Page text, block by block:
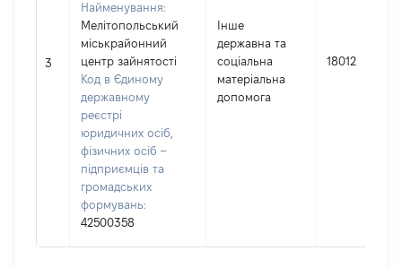
3
Найменування:
Мелітопольський
міськрайонний
центр зайнятості
Код в Єдиному
державному
реєстрі
юридичних осіб,
фізичних осіб –
підприємців та
громадських
формувань:
42500358
Інше
державна та
соціальна
матеріальна
допомога
18012